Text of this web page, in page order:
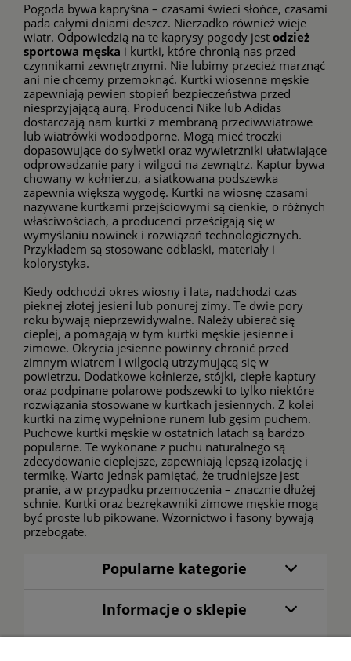
Pogoda bywa kapryśna – czasami świeci słońce, czasami
pada całymi dniami deszcz. Nierzadko również wieje
wiatr. Odpowiedzią na te kaprysy pogody jest odzież
sportowa męska i kurtki, które chronią nas przed
czynnikami zewnętrznymi. Nie lubimy przecież marznąć
ani nie chcemy przemoknąć. Kurtki wiosenne męskie
zapewniają pewien stopień bezpieczeństwa przed
niesprzyjającą aurą. Producenci Nike lub Adidas
dostarczają nam kurtki z membraną przeciwwiatrowe
lub wiatrówki wodoodporne. Mogą mieć troczki
dopasowujące do sylwetki oraz wywietrzniki ułatwiające
odprowadzanie pary i wilgoci na zewnątrz. Kaptur bywa
chowany w kołnierzu, a siatkowana podszewka
zapewnia większą wygodę. Kurtki na wiosnę czasami
nazywane kurtkami przejściowymi są cienkie, o różnych
właściwościach, a producenci prześcigają się w
wymyślaniu nowinek i rozwiązań technologicznych.
Przykładem są stosowane odblaski, materiały i
kolorystyka.
Kiedy odchodzi okres wiosny i lata, nadchodzi czas
pięknej złotej jesieni lub ponurej zimy. Te dwie pory
roku bywają nieprzewidywalne. Należy ubierać się
cieplej, a pomagają w tym kurtki męskie jesienne i
zimowe. Okrycia jesienne powinny chronić przed
zimnym wiatrem i wilgocią utrzymującą się w
powietrzu. Dodatkowe kołnierze, stójki, ciepłe kaptury
oraz podpinane polarowe podszewki to tylko niektóre
rozwiązania stosowane w kurtkach jesiennych. Z kolei
kurtki na zimę wypełnione runem lub gęsim puchem.
Puchowe kurtki męskie w ostatnich latach są bardzo
popularne. Te wykonane z puchu naturalnego są
zdecydowanie cieplejsze, zapewniają lepszą izolację i
termikę. Warto jednak pamiętać, że trudniejsze jest
pranie, a w przypadku przemoczenia – znacznie dłużej
schnie. Kurtki oraz bezrękawniki zimowe męskie mogą
być proste lub pikowane. Wzornictwo i fasony bywają
przebogate.
Popularne kategorie
Informacje o sklepie